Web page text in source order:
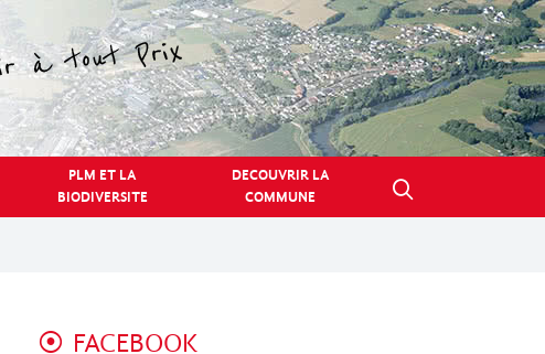
PLM ET LA
BIODIVERSITE
DECOUVRIR LA
COMMUNE
FACEBOOK